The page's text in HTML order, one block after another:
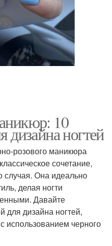
10
дизайна ногтей
розового маникюра
сочетание,
случая. Она идеально
делая ногти
Давайте
для дизайна ногтей,
использованием черного